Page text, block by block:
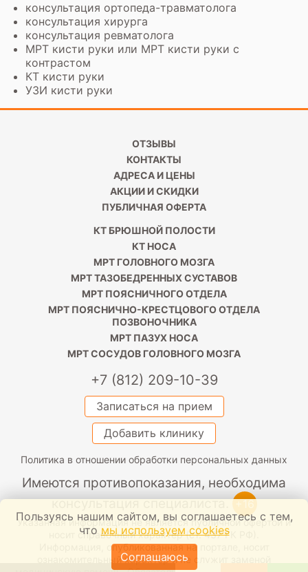
консультация ортопеда-травматолога
консультация хирурга
консультация ревматолога
МРТ кисти руки или МРТ кисти руки с
контрастом
КТ кисти руки
УЗИ кисти руки
ОТЗЫВЫ
КОНТАКТЫ
АДРЕСА И ЦЕНЫ
АКЦИИ И СКИДКИ
ПУБЛИЧНАЯ ОФЕРТА
КТ БРЮШНОЙ ПОЛОСТИ
КТ НОСА
МРТ ГОЛОВНОГО МОЗГА
МРТ ТАЗОБЕДРЕННЫХ СУСТАВОВ
МРТ ПОЯСНИЧНОГО ОТДЕЛА
МРТ ПОЯСНИЧНО-КРЕСТЦОВОГО ОТДЕЛА
ПОЗВОНОЧНИКА
МРТ ПАЗУХ НОСА
МРТ СОСУДОВ ГОЛОВНОГО МОЗГА
+7 (812) 209-10-39
Записаться на прием
Добавить клинику
Политика в отношении обработки персональных данных
Имеются противопоказания, необходима
консультация специалиста. +16
Указанная информация не является публичной офертой и
носит справочный характер (ст. 437 ГК РФ).
Информация, опубликованная на портале, носит
ознакомительный характер и не служит заменой
Пользуясь нашим сайтом, вы соглашаетесь с тем,
что мы используем cookies
Соглашаюсь